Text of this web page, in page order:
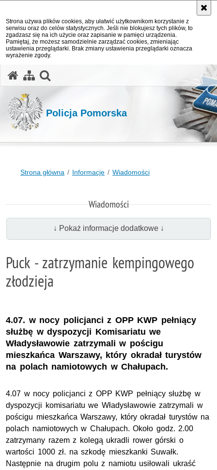
Strona używa plików cookies, aby ułatwić użytkownikom korzystanie z
serwisu oraz do celów statystycznych. Jeśli nie blokujesz tych plików, to
zgadzasz się na ich użycie oraz zapisanie w pamięci urządzenia.
Pamiętaj, że możesz samodzielnie zarządzać cookies, zmieniając
ustawienia przeglądarki. Brak zmiany ustawienia przeglądarki oznacza
wyrażenie zgody.
Policja Pomorska
Strona główna Informacje Wiadomości
Wiadomości
↓ Pokaż informacje dodatkowe ↓
Puck - zatrzymanie kempingowego
złodzieja
4.07. w nocy policjanci z OPP KWP pełniący
służbę w dyspozycji Komisariatu we
Władysławowie zatrzymali w pościgu
mieszkańca Warszawy, który okradał turystów
na polach namiotowych w Chałupach.
4.07 w nocy policjanci z OPP KWP pełniący służbę w
dyspozycji komisariatu we Władysławowie zatrzymali w
pościgu mieszkańca Warszawy, który okradał turystów na
polach namiotowych w Chałupach. Około godz. 2.00
zatrzymany razem z kolegą ukradli rower górski o
wartości 1000 zł. na szkodę mieszkanki Suwałk.
Następnie na drugim polu z namiotu usiłowali ukraść